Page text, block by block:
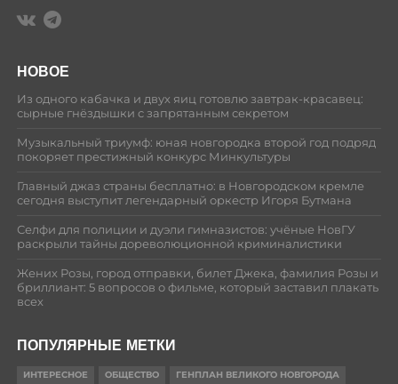
НОВОЕ
Из одного кабачка и двух яиц готовлю завтрак-красавец:
сырные гнёздышки с запрятанным секретом
Музыкальный триумф: юная новгородка второй год подряд
покоряет престижный конкурс Минкультуры
Главный джаз страны бесплатно: в Новгородском кремле
сегодня выступит легендарный оркестр Игоря Бутмана
Селфи для полиции и дуэли гимназистов: учёные НовГУ
раскрыли тайны дореволюционной криминалистики
Жених Розы, город отправки, билет Джека, фамилия Розы и
бриллиант: 5 вопросов о фильме, который заставил плакать
всех
ПОПУЛЯРНЫЕ МЕТКИ
ИНТЕРЕСНОЕ ОБЩЕСТВО ГЕНПЛАН ВЕЛИКОГО НОВГОРОДА